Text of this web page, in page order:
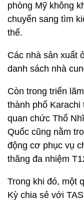
phòng Mỹ không
chuyển sang tìm
thế.
Các nhà sản xuất
danh sách nhà
Còn trong triển
thành phố Karachi
quan chức Thổ
Quốc cũng nằm
động cơ phục vụ
thăng đa nhiệm
Trong khi đó, một
Kỳ chia sẻ với